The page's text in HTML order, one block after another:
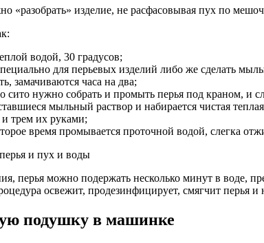
«разобрать» изделие, не расфасовывая пух по
водой, 30 градусов;
для перьевых изделий либо же сделать
замачиваются часа на два;
нужно собрать и промыть перья под краном, и
мыльный раствор и набирается чистая
трем их руками;
время промывается проточной водой, слегка
перья можно подержать несколько минут в воде,
освежит, продезинфицирует, смягчит перья
подушку в машинке